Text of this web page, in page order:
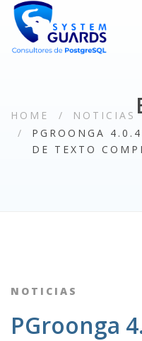
HOME
NOTICIAS
PGROONGA
DE TEXTO
NOTICIAS
PGroonga